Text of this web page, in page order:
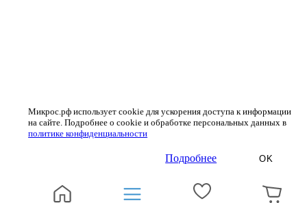
Микрос.рф использует cookie для ускорения доступа к информации
на сайте. Подробнее о cookie и обработке персональных данных в
политике конфиденциальности
Подробнее OK